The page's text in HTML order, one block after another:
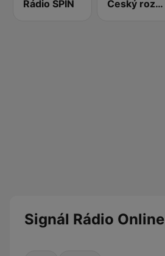
Rádio SPIN Český rozhlas Dvojka
Signál Rádio Online